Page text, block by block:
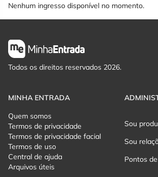
Nenhum ingresso disponível no momento.
Todos os direitos reservados 2026.
MINHA ENTRADA
Quem somos
Termos de privacidade
Termos de privacidade facial
Termos de uso
Central de ajuda
Arquivos úteis
Sou
Sou
Pontos